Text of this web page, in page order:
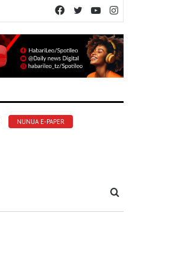
YouTube
Twitter
Facebook
NUNUA E-PAPER
Tafuta